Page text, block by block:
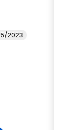
5/2023